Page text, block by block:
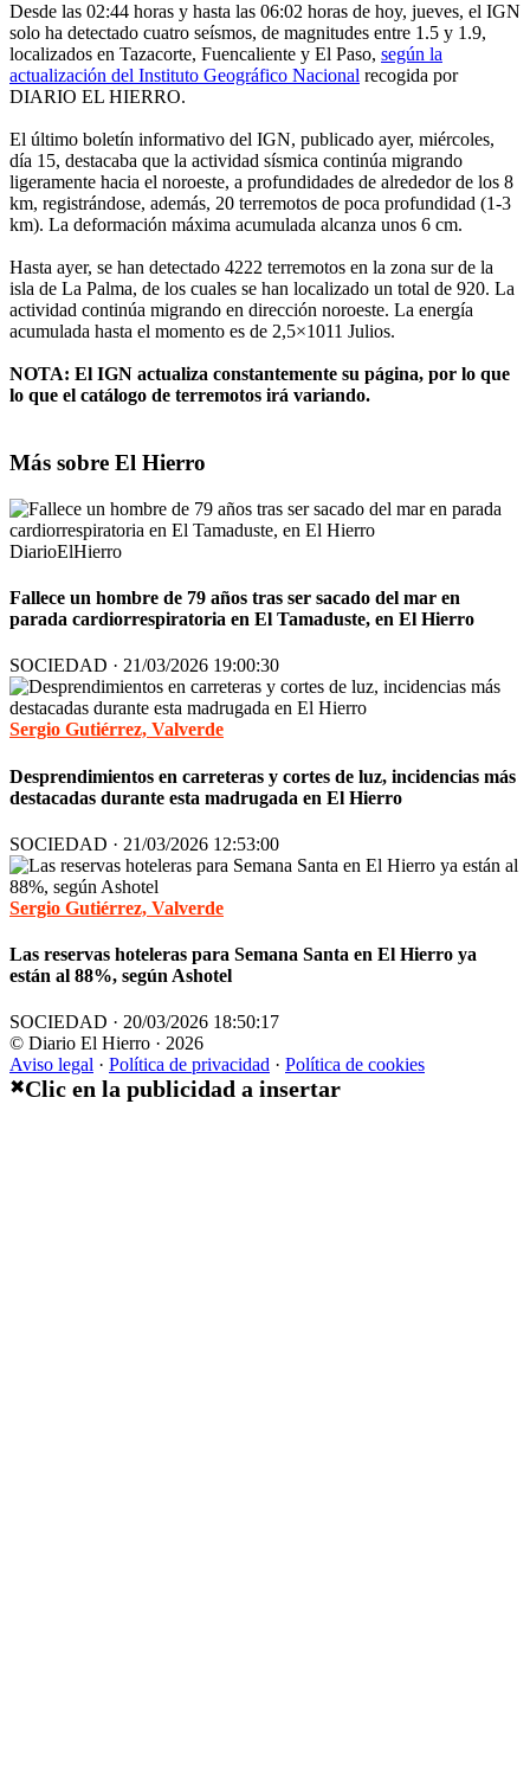
Desde las 02:44 horas y hasta las 06:02 horas de hoy, jueves, el IGN
solo ha detectado cuatro seísmos, de magnitudes entre 1.5 y 1.9,
localizados en Tazacorte, Fuencaliente y El Paso, según la
actualización del Instituto Geográfico Nacional recogida por
DIARIO EL HIERRO.
El último boletín informativo del IGN, publicado ayer, miércoles,
día 15, destacaba que la actividad sísmica continúa migrando
ligeramente hacia el noroeste, a profundidades de alrededor de los 8
km, registrándose, además, 20 terremotos de poca profundidad (1-3
km). La deformación máxima acumulada alcanza unos 6 cm.
Hasta ayer, se han detectado 4222 terremotos en la zona sur de la
isla de La Palma, de los cuales se han localizado un total de 920. La
actividad continúa migrando en dirección noroeste. La energía
acumulada hasta el momento es de 2,5×1011 Julios.
NOTA: El IGN actualiza constantemente su página, por lo que
lo que el catálogo de terremotos irá variando.
Más sobre El Hierro
DiarioElHierro
Fallece un hombre de 79 años tras ser sacado del mar en
parada cardiorrespiratoria en El Tamaduste, en El Hierro
SOCIEDAD · 21/03/2026 19:00:30
Sergio Gutiérrez, Valverde
Desprendimientos en carreteras y cortes de luz, incidencias más
destacadas durante esta madrugada en El Hierro
SOCIEDAD · 21/03/2026 12:53:00
Sergio Gutiérrez, Valverde
Las reservas hoteleras para Semana Santa en El Hierro ya
están al 88%, según Ashotel
SOCIEDAD · 20/03/2026 18:50:17
© Diario El Hierro · 2026
Aviso legal · Política de privacidad · Política de cookies
✖Clic en la publicidad a insertar